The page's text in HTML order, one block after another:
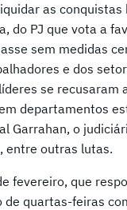
as conquistas
do PJ que vota a
sem medidas
e dos
se recusaram
departamentos
Garrahan, o
entre outras lutas.
fevereiro, que
quartas-feiras